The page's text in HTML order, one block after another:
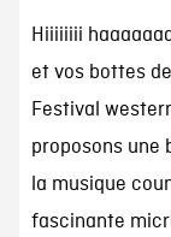
Hiiiiiiii
et vos bottes
Festival
proposons une
la musique
fascinante